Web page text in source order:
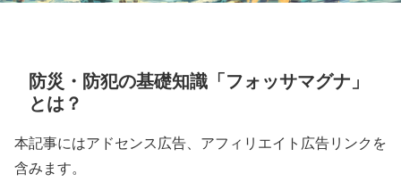
防災・防犯の基礎知識「フォッサマグナ」
とは？
本記事にはアドセンス広告、アフィリエイト広告リンクを
含みます。